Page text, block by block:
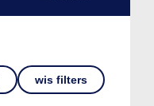
wis filters